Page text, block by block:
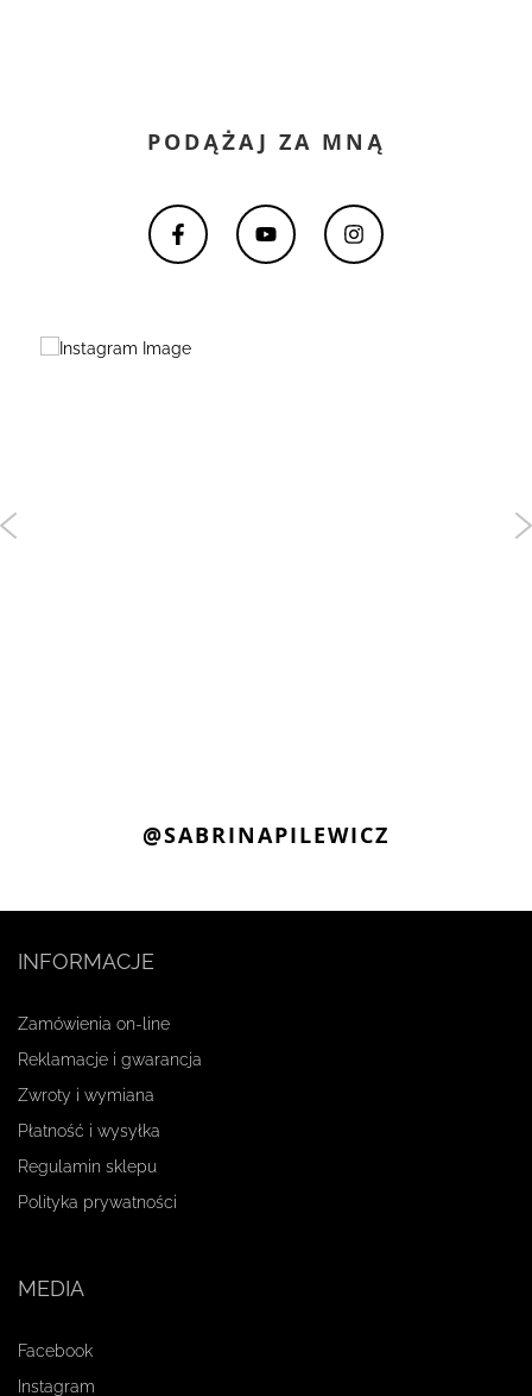
PODĄŻAJ ZA MNĄ
@SABRINAPILEWICZ
INFORMACJE
Zamówienia on-line
Reklamacje i gwarancja
Zwroty i wymiana
Płatność i wysyłka
Regulamin sklepu
Polityka prywatności
MEDIA
Facebook
Instagram